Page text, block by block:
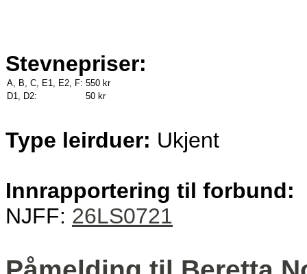
Stevnepriser:
A, B, C, E1, E2, F: 550 kr
D1, D2:
50 kr
Type leirduer: Ukjent
Innrapportering til forbund:
NJFF: 26LS0721